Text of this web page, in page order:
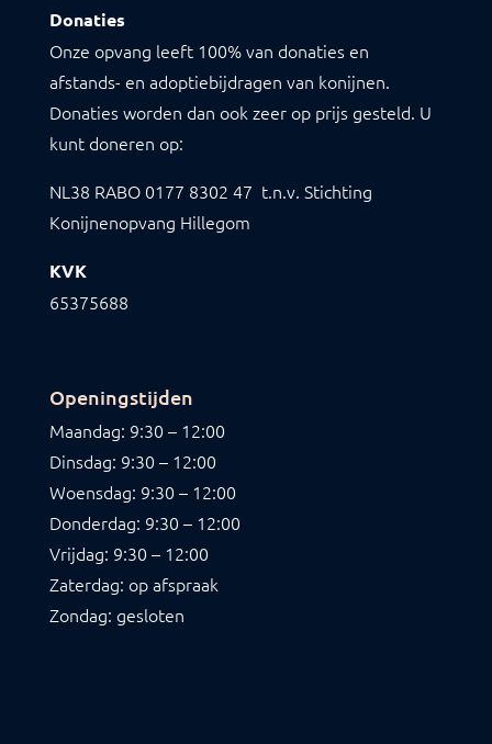
Donaties
Onze opvang leeft 100% van donaties en
afstands- en adoptiebijdragen van konijnen.
Donaties worden dan ook zeer op prijs gesteld. U
kunt doneren op:
NL38 RABO 0177 8302 47 t.n.v. Stichting
Konijnenopvang Hillegom
KVK
65375688
Openingstijden
Maandag: 9:30 – 12:00
Dinsdag: 9:30 – 12:00
Woensdag: 9:30 – 12:00
Donderdag: 9:30 – 12:00
Vrijdag: 9:30 – 12:00
Zaterdag: op afspraak
Zondag: gesloten